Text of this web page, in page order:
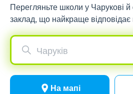
Перегляньте школи у Чарукові й
заклад, що найкраще
Чаруків
На мапі